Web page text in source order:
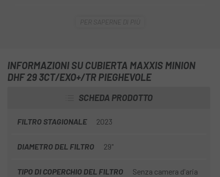
è un copertone aggressivo progettato per la
aderenza in curva. Il copertone Maxxis Minion DHF 29
3CT/EXO+/TR Pieghevoleutilizza il triplo composto
MaxxTerra, che offre un'ottima trazione senza
laterale EXO+ ed è pronto per il montaggio Tubeless.
PER SAPERNE DI PIÙ
INFORMAZIONI SU CUBIERTA MAXXIS MINION
DHF 29 3CT/EXO+/TR PIEGHEVOLE
SCHEDA PRODOTTO
FILTRO STAGIONALE 2023
DIAMETRO DEL FILTRO 29"
TIPO DI COPERCHIO DEL FILTRO Senza camera d'aria